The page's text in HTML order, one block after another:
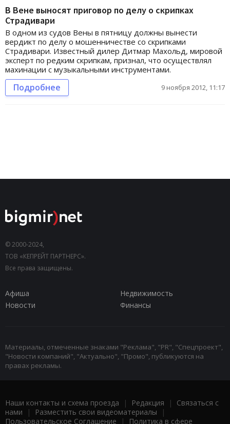
В Вене выносят приговор по делу о скрипках
Страдивари
В одном из судов Вены в пятницу должны вынести
вердикт по делу о мошенничестве со скрипками
Страдивари. Известный дилер Дитмар Махольд, мировой
эксперт по редким скрипкам, признал, что осуществлял
махинации с музыкальными инструментами.
Подробнее 9 ноября 2012, 11:17
© 2000-2024,
ТОВ «КЕПРЕЙТ ПАРТНЕРС».
Все права защищены.
Афиша
Недвижимость
Новости
Финансы
Материалы, отмеченные знаками "Реклама", "PR", "Спецпроект",
"Новости компаний", "Актуально", "Промо", публикуются на
правах рекламы.
Наши контакты и схема проезда | Редакция | Связаться с
нами | Разместить свои видеоматериалы |
Пользовательское Соглашение | Политика в сфере